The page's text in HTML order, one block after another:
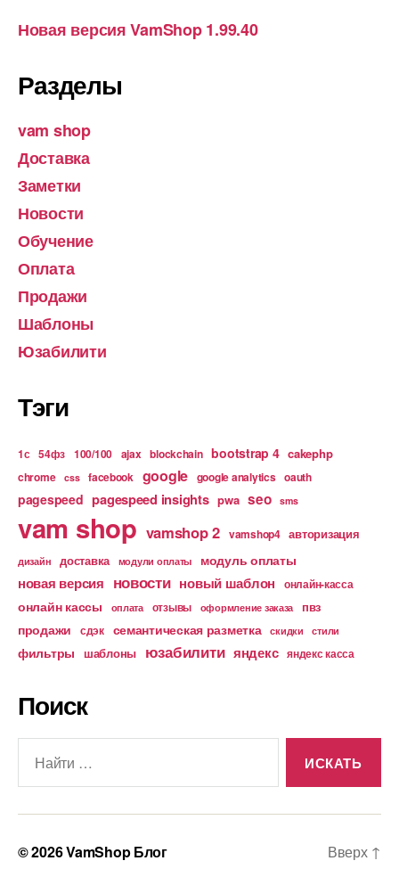
Новая версия VamShop 1.99.40
Разделы
vam shop
Доставка
Заметки
Новости
Обучение
Оплата
Продажи
Шаблоны
Юзабилити
Тэги
1с 54фз 100/100 ajax blockchain bootstrap 4 cakephp
chrome css facebook google google analytics oauth
pagespeed pagespeed insights pwa seo sms
vam shop vamshop 2 vamshop4 авторизация
дизайн доставка модули оплаты модуль оплаты
новая версия новости новый шаблон онлайн-касса
онлайн кассы оплата отзывы оформление заказа пвз
продажи сдэк семантическая разметка скидки стили
фильтры шаблоны юзабилити яндекс яндекс касса
Поиск
© 2026VamShop Блог Вверх ↑